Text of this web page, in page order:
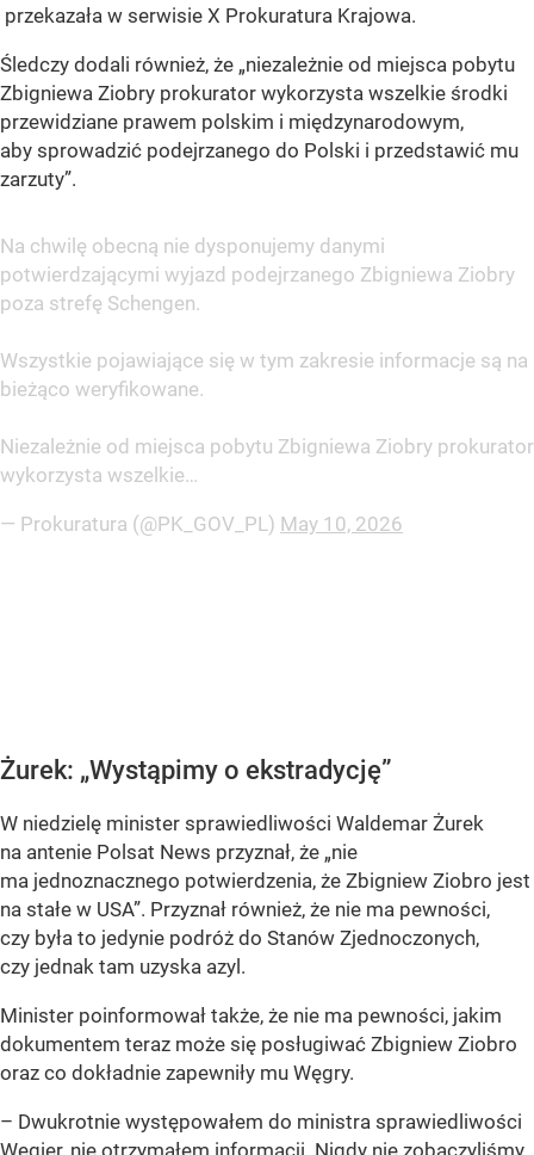
przekazała w serwisie X Prokuratura Krajowa.
Śledczy dodali również, że „niezależnie od miejsca pobytu
Zbigniewa Ziobry prokurator wykorzysta wszelkie środki
przewidziane prawem polskim i międzynarodowym,
aby sprowadzić podejrzanego do Polski i przedstawić mu
zarzuty”.
Na chwilę obecną nie dysponujemy danymi
potwierdzającymi wyjazd podejrzanego Zbigniewa Ziobry
poza strefę Schengen.
Wszystkie pojawiające się w tym zakresie informacje są na
bieżąco weryfikowane.
Niezależnie od miejsca pobytu Zbigniewa Ziobry prokurator
wykorzysta wszelkie…
— Prokuratura (@PK_GOV_PL) May 10, 2026
Żurek: „Wystąpimy o ekstradycję”
W niedzielę minister sprawiedliwości Waldemar Żurek
na antenie Polsat News przyznał, że „nie
ma jednoznacznego potwierdzenia, że Zbigniew Ziobro jest
na stałe w USA”. Przyznał również, że nie ma pewności,
czy była to jedynie podróż do Stanów Zjednoczonych,
czy jednak tam uzyska azyl.
Minister poinformował także, że nie ma pewności, jakim
dokumentem teraz może się posługiwać Zbigniew Ziobro
oraz co dokładnie zapewniły mu Węgry.
– Dwukrotnie występowałem do ministra sprawiedliwości
Węgier, nie otrzymałem informacji. Nigdy nie zobaczyliśmy